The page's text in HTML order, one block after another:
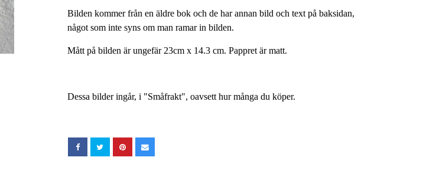
Bilden kommer från en äldre bok och de har annan bild och text på baksidan,
något som inte syns om man ramar in bilden.
Mått på bilden är ungefär 23cm x 14.3 cm. Pappret är matt.
Dessa bilder ingår, i "Småfrakt", oavsett hur många du köper.